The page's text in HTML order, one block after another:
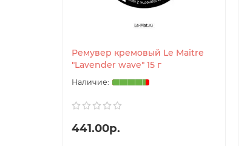
Ремувер кремовый Le Maitre
"Lavender wave" 15 г
441.00р.